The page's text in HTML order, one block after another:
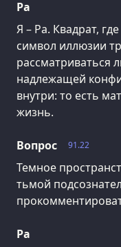
Ра
Я – Ра. Квадрат,
символ иллюзии
рассматриваться
надлежащей
внутри: то есть
жизнь.
91.22
Вопрос
Темное
тьмой
Ра